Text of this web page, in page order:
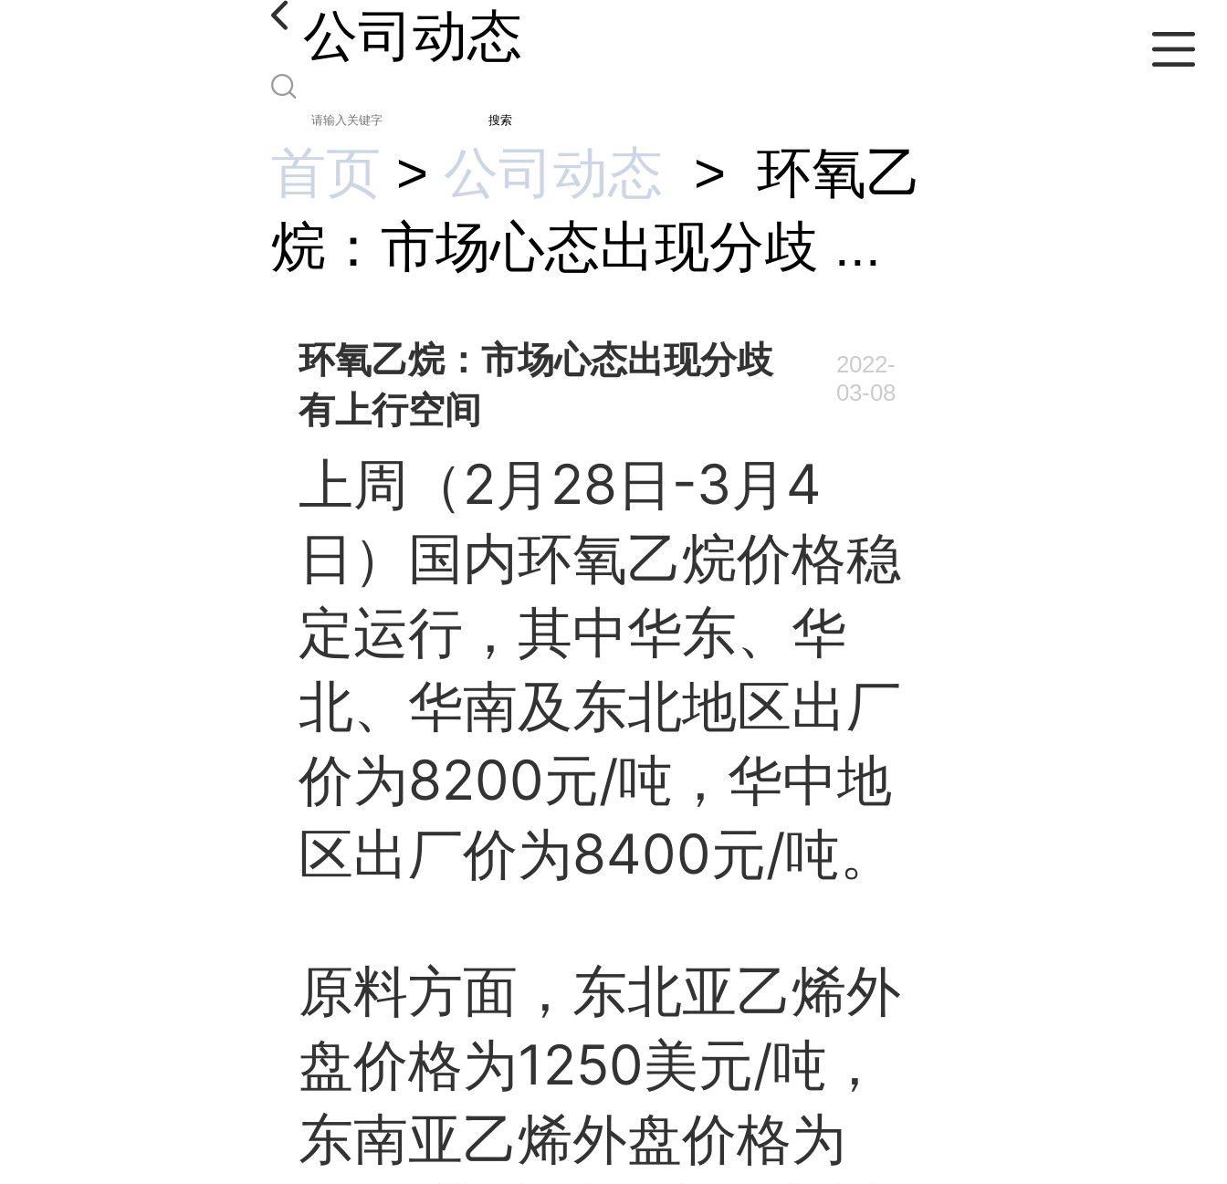
公司动态
搜索
首页 > 公司动态 > 环氧乙
烷：市场心态出现分歧 ...
环氧乙烷：市场心态出现分歧
有上行空间
2022-
03-08
上周（2月28日-3月4
日）国内环氧乙烷价格稳
定运行，其中华东、华
北、华南及东北地区出厂
价为8200元/吨，华中地
区出厂价为8400元/吨。
原料方面，东北亚乙烯外
盘价格为1250美元/吨，
东南亚乙烯外盘价格为